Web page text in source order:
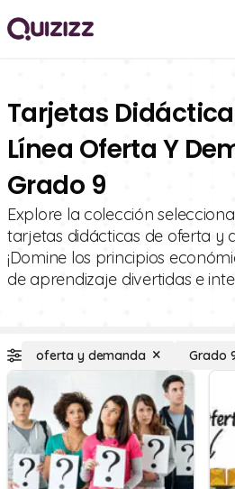
Tarjetas
Línea Oferta Y
Grado 9
Explore la colección
tarjetas didácticas de oferta y
¡Domine los principios
de aprendizaje divertidas e
oferta y demanda Grado